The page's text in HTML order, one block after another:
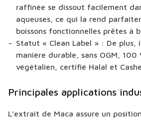
raffinée se dissout facilement
aqueuses, ce qui la rend
boissons fonctionnelles prêtes à
Statut « Clean Label » : De plus,
manière durable, sans OGM, 100
végétalien, certifié Halal et
Principales applications
L’extrait de Maca assure un